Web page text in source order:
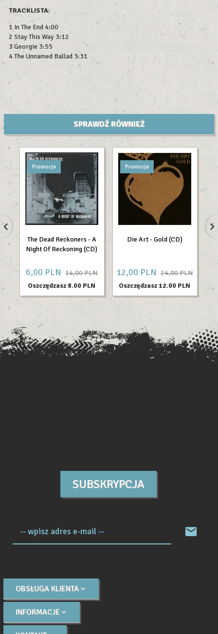
TRACKLISTA:
1 In The End 4:00
2 Stay This Way 3:12
3 Georgie 3:55
4 The Unnamed Ballad 3:31
SPRAWDŹ RÓWNIEŻ
Promocja
The Dead Reckoners - A
Night Of Reckoning (CD)
6,00 PLN 14,00 PLN
Oszczędzasz 8.00 PLN
Promocja
Die Art - Gold (CD)
12,00 PLN 24,00 PLN
Oszczędzasz 12.00 PLN
SUBSKRYPCJA
-- wpisz adres e-mail --
OBSŁUGA KLIENTA
INFORMACJE